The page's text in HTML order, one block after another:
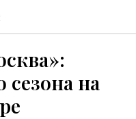
сезона на